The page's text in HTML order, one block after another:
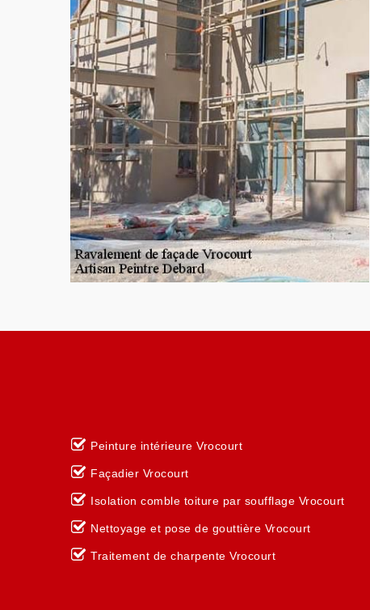
Peinture intérieure Vrocourt
Façadier Vrocourt
Isolation comble toiture par soufflage Vrocourt
Nettoyage et pose de gouttière Vrocourt
Traitement de charpente Vrocourt